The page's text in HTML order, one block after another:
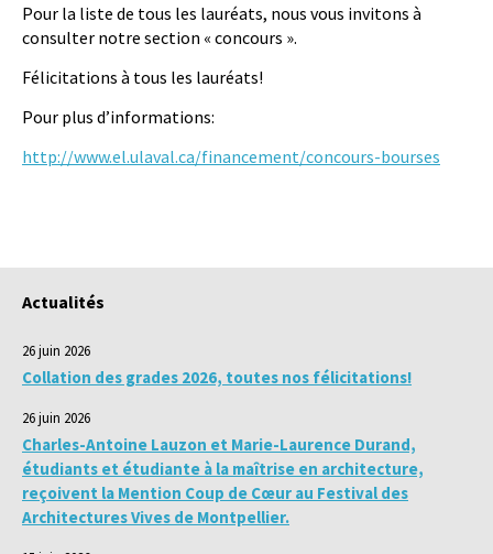
Pour la liste de tous les lauréats, nous vous invitons à
consulter notre section « concours ».
Félicitations à tous les lauréats!
Pour plus d’informations:
http://www.el.ulaval.ca/financement/concours-bourses
Actualités
26 juin 2026
Collation des grades 2026, toutes nos félicitations!
26 juin 2026
Charles-Antoine Lauzon et Marie-Laurence Durand,
étudiants et étudiante à la maîtrise en architecture,
reçoivent la Mention Coup de Cœur au Festival des
Architectures Vives de Montpellier.